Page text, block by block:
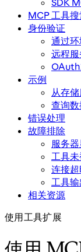
SDK
MCP 工具搜
身份验证
通过
远程服
示例
从存
查询
错误处理
故障排除
服务
工具
连接
工具
相关资源
使用工具扩展